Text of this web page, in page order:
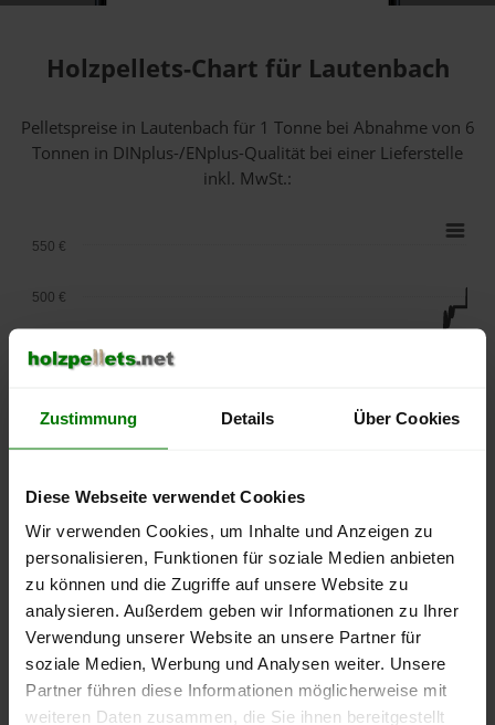
Zustimmung Details Über Cookies
Diese Webseite verwendet Cookies
Wir verwenden Cookies, um Inhalte und Anzeigen zu
personalisieren, Funktionen für soziale Medien anbieten
zu können und die Zugriffe auf unsere Website zu
analysieren. Außerdem geben wir Informationen zu Ihrer
Verwendung unserer Website an unsere Partner für
soziale Medien, Werbung und Analysen weiter. Unsere
Partner führen diese Informationen möglicherweise mit
weiteren Daten zusammen, die Sie ihnen bereitgestellt
Holzpellets-Chart für Lautenbach
Pelletspreise in Lautenbach für 1 Tonne bei Abnahmevon 6
Tonnen in DINplus-/ENplus-Qualität bei einer Lieferstelle
inkl. MwSt.:
lose Ware Sackware
September
2025
Januar
2026
Mai
2026
300 €
350 €
450 €
500 €
550 €
Die aktuelle Preisentwicklung für Holzpellets in Deutschland
können Sie jederzeit auf unsererPelletspreise-Seite
nachvollziehen.